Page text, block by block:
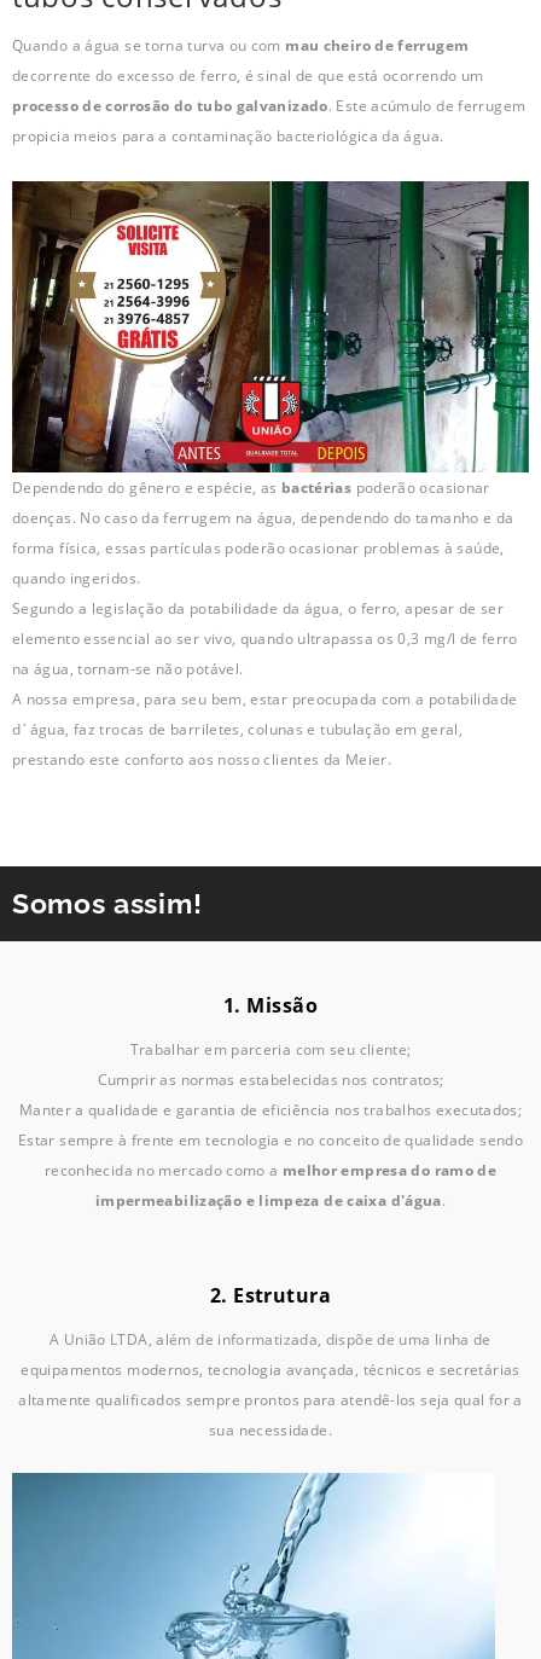
Quando a água se torna turva ou com mau cheiro de ferrugem
decorrente do excesso de ferro, é sinal de que está ocorrendo um
processo de corrosão do tubo galvanizado. Este acúmulo de ferrugem
propicia meios para a contaminação bacteriológica da água.
Dependendo do gênero e espécie, as bactérias poderão ocasionar
doenças. No caso da ferrugem na água, dependendo do tamanho e da
forma física, essas partículas poderão ocasionar problemas à saúde,
quando ingeridos.
Segundo a legislação da potabilidade da água, o ferro, apesar de ser
elemento essencial ao ser vivo, quando ultrapassa os 0,3 mg/l de ferro
na água, tornam-se não potável.
A nossa empresa, para seu bem, estar preocupada com a potabilidade
d´água, faz trocas de barriletes, colunas e tubulação em geral,
prestando este conforto aos nosso clientes da Meier.
Somos assim!
1. Missão
Trabalhar em parceria com seu cliente;
Cumprir as normas estabelecidas nos contratos;
Manter a qualidade e garantia de eficiência nos trabalhos executados;
Estar sempre à frente em tecnologia e no conceito de qualidade sendo
reconhecida no mercado como a melhor empresa do ramo de
impermeabilização e limpeza de caixa d'água.
2. Estrutura
A União LTDA, além de informatizada, dispõe de uma linha de
equipamentos modernos, tecnologia avançada, técnicos e secretárias
altamente qualificados sempre prontos para atendê-los seja qual for a
sua necessidade.